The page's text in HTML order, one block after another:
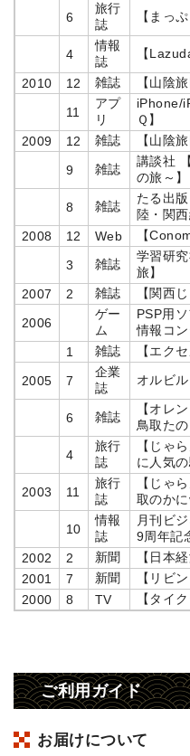
6
旅行
誌
【まっ
4
情報
誌
【
2010 12 雑誌 【山陰
11
アプ
リ
iPhone/
Ｑ】
2009
12 雑誌 【山陰
9 雑誌
講談社
の旅～】
8 雑誌
たる出
陸・関西
2008
12 Web 【
3 雑誌
学習研
旅】
2007
2 雑誌 【関西
2006
ゲー
ム
PSP用
情報コ
1
雑誌 【エク
2005 7
企業
誌
オルビ
6 雑誌
【オレ
鳥取たの
4
旅行
誌
【じゃ
に人気の
2003 11
旅行
誌
【じゃ
取のかに
10
情報
誌
月刊ビ
9周年記
2002
2 新聞
【日本
2001
7 新聞
【リビ
2000
8 TV 【タイ
ご利用ガイド
お届けについて